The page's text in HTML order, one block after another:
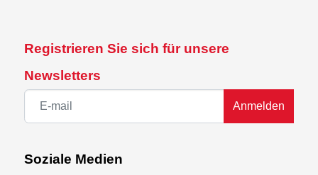
Registrieren Sie sich für unsere
Newsletters
Anmelden
Soziale Medien